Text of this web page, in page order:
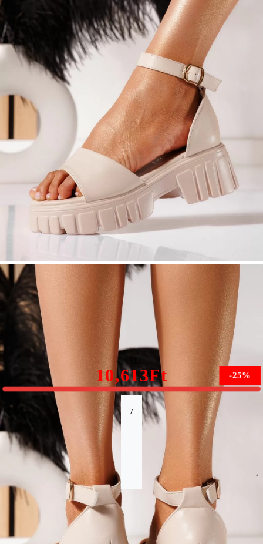
Női bézs platformszandál eco-bőrből Amira #21450
-25%
10,613Ft
14,151Ft
A méret nem érhető el
Szólj, ha elérhető lesz